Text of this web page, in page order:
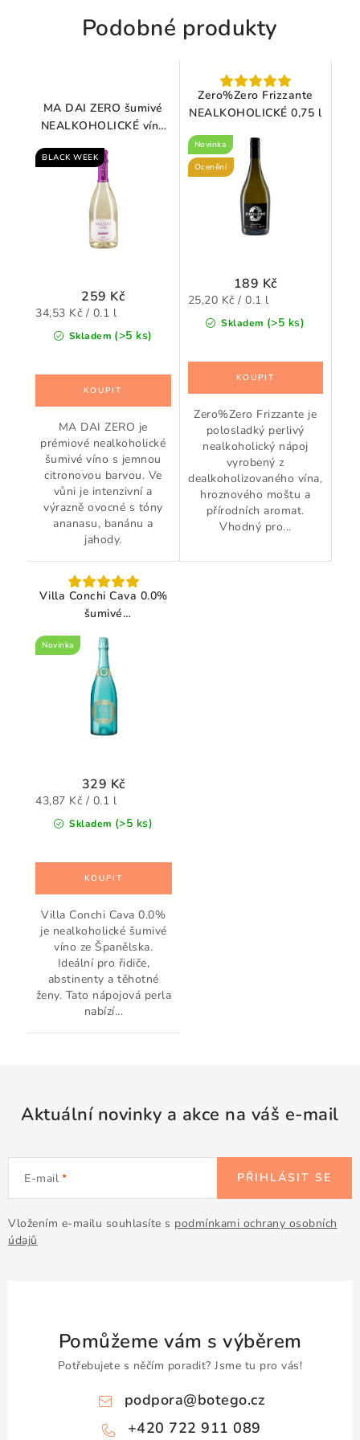
Podobné produkty
MA DAI ZERO šumivé
NEALKOHOLICKÉ víno
BLACK WEEK
Skladem (>5 ks)
259 Kč
Měrná
cena:
34,53 Kč / 0.1 l
MA DAI ZERO je
prémiové nealkoholické
šumivé víno s jemnou
citronovou barvou. Ve
vůni je intenzivní a
výrazně ovocné s tóny
ananasu, banánu a
jahody.
Zero%Zero Frizzante
NEALKOHOLICKÉ 0,75 l
Novinka
Ocenění
Skladem (>5 ks)
189 Kč
Měrná
cena:
25,20 Kč / 0.1 l
Zero%Zero Frizzante je
polosladký perlivý
nealkoholický nápoj
vyrobený z
dealkoholizovaného vína,
hroznového moštu a
přírodních aromat.
Vhodný pro...
Villa Conchi Cava 0.0%
šumivé
0,75 l
Novinka
Skladem (>5 ks)
329 Kč
Měrná
cena:
43,87 Kč / 0.1 l
Villa Conchi Cava 0.0%
je nealkoholické šumivé
víno ze Španělska.
Ideální pro řidiče,
abstinenty a těhotné
ženy. Tato nápojová perla
nabízí...
Aktuální novinky a akce na váš e-mail
E-mail
Vložením e-mailu souhlasíte s podmínkami ochrany osobních
údajů
PŘIHLÁSIT SE
Pomůžeme vám s výběrem
Potřebujete s něčím poradit? Jsme tu pro vás!
podpora@botego.cz
+420 722 911 089